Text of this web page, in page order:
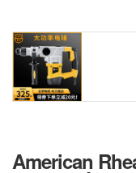
American